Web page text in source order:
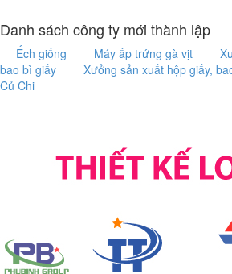
Danh sách công ty mới thành lập
Ếch giống Máy ấp trứng gà vịt
bao bì giấy
Xưởng sản xuất hộp giấy,
Củ Chi